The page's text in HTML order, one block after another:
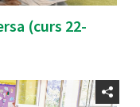
(curs 22-